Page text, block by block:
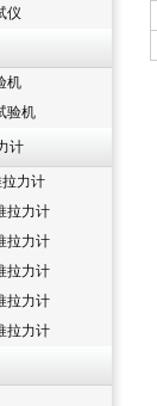
仪
机
验机
计
力计
拉力计
拉力计
拉力计
拉力计
拉力计